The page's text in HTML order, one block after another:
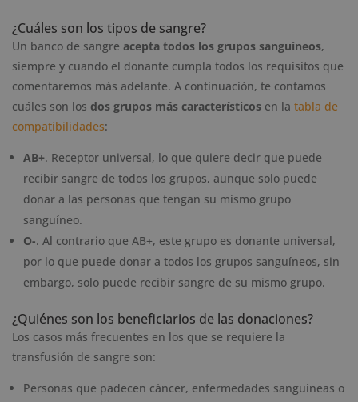
¿Cuáles son los tipos de sangre?
Un banco de sangre acepta todos los grupos sanguíneos,
siempre y cuando el donante cumpla todos los requisitos que
comentaremos más adelante. A continuación, te contamos
cuáles son los dos grupos más característicos en la tabla de
compatibilidades:
AB+. Receptor universal, lo que quiere decir que puede
recibir sangre de todos los grupos, aunque solo puede
donar a las personas que tengan su mismo grupo
sanguíneo.
O-. Al contrario que AB+, este grupo es donante universal,
por lo que puede donar a todos los grupos sanguíneos, sin
embargo, solo puede recibir sangre de su mismo grupo.
¿Quiénes son los beneficiarios de las donaciones?
Los casos más frecuentes en los que se requiere la
transfusión de sangre son:
Personas que padecen cáncer, enfermedades sanguíneas o